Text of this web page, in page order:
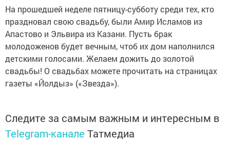
На прошедшей неделе пятницу-субботу среди тех, кто
праздновал свою свадьбу, были Амир Исламов из
Апастово и Эльвира из Казани. Пусть брак
молодоженов будет вечным, чтоб их дом наполнился
детскими голосами. Желаем дожить до золотой
свадьбы! О свадьбах можете прочитать на страницах
газеты «Йолдыз» («Звезда»).
Следите за самым важным и интересным в
Telegram-канале Татмедиа